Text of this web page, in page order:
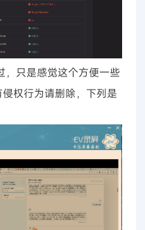
，只是感觉这个方便一些
侵权行为请删除，下列是